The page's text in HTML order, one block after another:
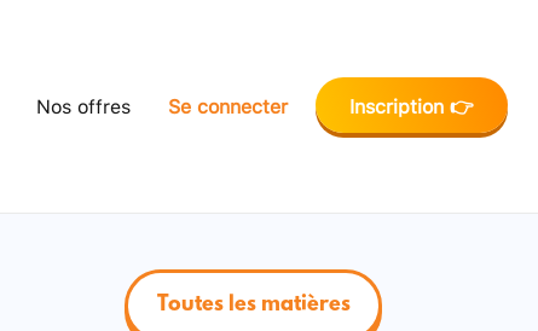
Nos offres Se connecter Inscription 👉
Toutes les matières